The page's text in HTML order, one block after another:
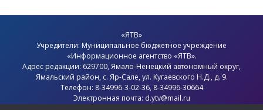
«ЯТВ»
Учредители: Муниципальное бюджетное учреждение
«Информационное агентство «ЯТВ».
Адрес редакции: 629700, Ямало-Ненецкий автономный округ,
Ямальский район, с. Яр-Сале, ул. Кугаевского Н.Д., д. 9.
Телефон: 8-34996-3-02-36, 8-34996-30664
Электронная почта: d.ytv@mail.ru